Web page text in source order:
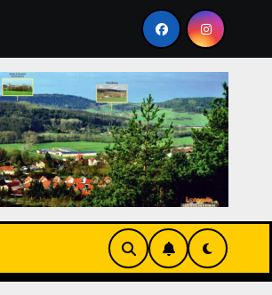
im Mai 2026 auf dem Galgenberg